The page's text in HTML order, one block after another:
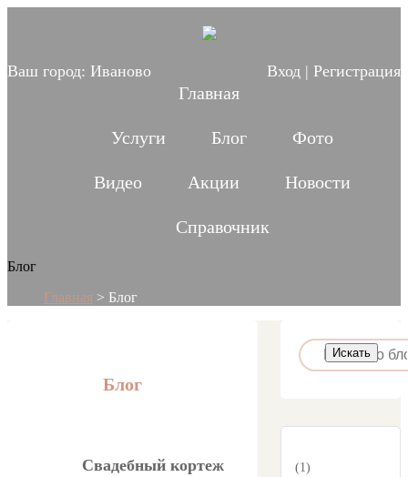
Ваш город: Иваново Вход | Регистрация
Главная
Услуги Блог Фото
Видео Акции Новости
Справочник
Блог
Главная > Блог
Блог
Свадебный кортеж
(1)